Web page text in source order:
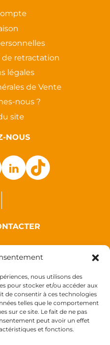
nous utilisons des
pour stocker et/ou accéder aux
de consentir à ces technologies
telles que le comportement
sur ce site. Le fait de ne pas
peut avoir un effet
et fonctions.
retractation
légales
de Vente
nous ?
site
NOUS